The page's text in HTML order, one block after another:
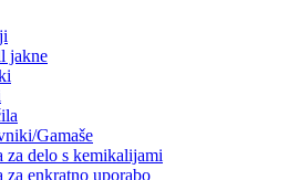
jakne
Gamaše
za delo s kemikalijami
za enkratno uporabo